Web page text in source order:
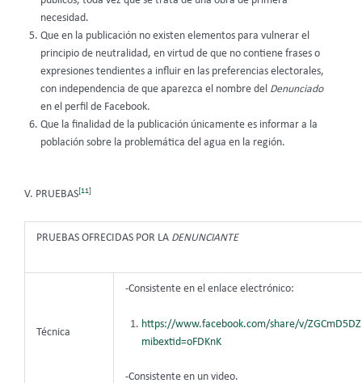
necesidad.
Que en la publicación no existen elementos para vulnerar el
principio de neutralidad, en virtud de que no contiene frases o
expresiones tendientes a influir en las preferencias electorales,
con independencia de que aparezca el nombre del Denunciado
en el perfil de Facebook.
Que la finalidad de la publicación únicamente es informar a la
población sobre la problemática del agua en la región.
V. PRUEBAS[11]
PRUEBAS OFRECIDAS POR LA DENUNCIANTE
Técnica
-Consistente en el enlace electrónico:
https://www.facebook.com/share/v/
mibextid=oFDKnK
-Consistente en un video.